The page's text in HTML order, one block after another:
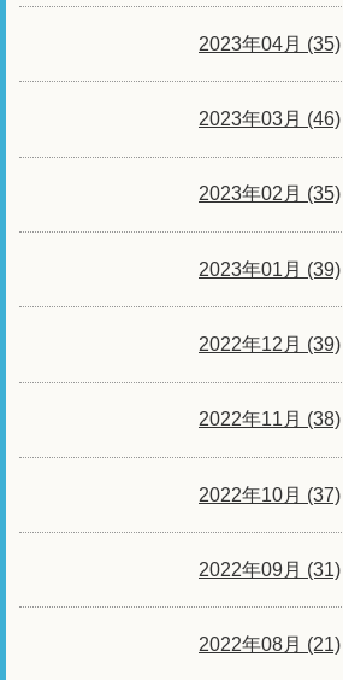
2023年04月 (35)
2023年03月 (46)
2023年02月 (35)
2023年01月 (39)
2022年12月 (39)
2022年11月 (38)
2022年10月 (37)
2022年09月 (31)
2022年08月 (21)